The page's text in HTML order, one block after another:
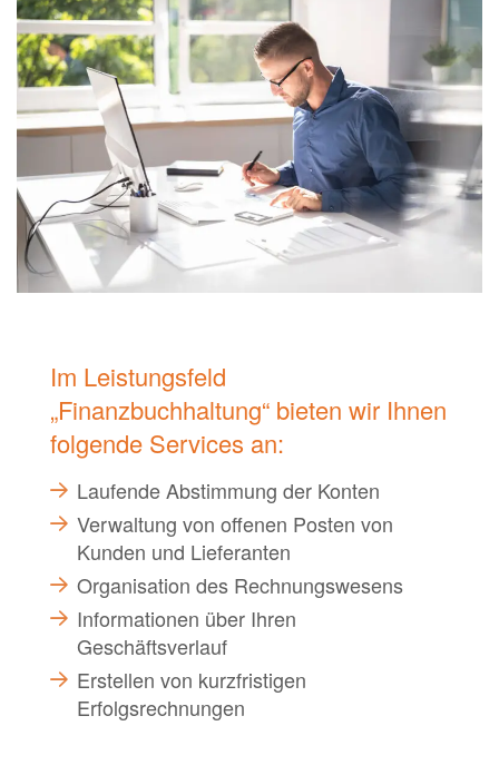
Im Leistungsfeld
„Finanzbuchhaltung“ bieten wir Ihnen
folgende Services an:
Laufende Abstimmung der Konten
Verwaltung von offenen Posten von
Kunden und Lieferanten
Organisation des Rechnungswesens
Informationen über Ihren
Geschäftsverlauf
Erstellen von kurzfristigen
Erfolgsrechnungen